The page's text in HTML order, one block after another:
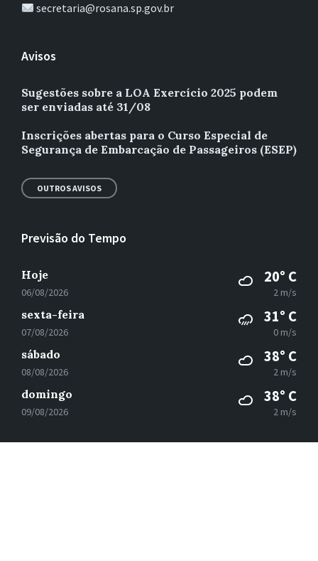
secretaria@rosana.sp.gov.br
Avisos
Sugestões sobre a LOA Exercício 2025 podem
ser enviadas até 31/08
Inscrições abertas para o Curso Especial de
Segurança de Embarcação de Passageiros (ESEP)
OUTROS AVISOS
Previsão do Tempo
Hoje
06/08/2026
20° C
2 m/s
sexta-feira
07/08/2026
31° C
0 m/s
sábado
08/08/2026
38° C
2 m/s
domingo
09/08/2026
38° C
2 m/s